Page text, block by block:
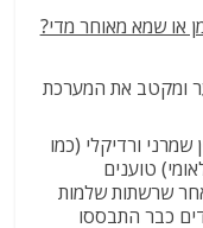
או שמא מאוחר מדי?
ומקטב את המערכת
שמרני ורדיקלי (כמו
טוענים
שרשתות שלמות
כבר התבססו